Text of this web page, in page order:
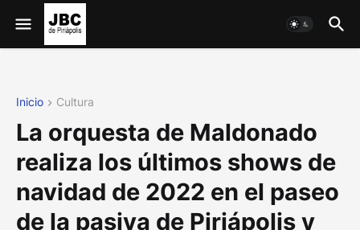
Inicio Cultura
La orquesta de Maldonado
realiza los últimos shows de
navidad de 2022 en el paseo
de la pasiva de Piriápolis y